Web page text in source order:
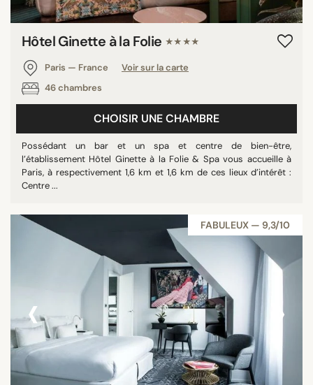
Hôtel Ginette à la Folie ★★★★
Paris — France
Voir sur la carte
46 chambres
CHOISIR UNE CHAMBRE
Possédant un bar et un spa et centre de bien-être,
l’établissement Hôtel Ginette à la Folie & Spa vous accueille à
Paris, à respectivement 1,6 km et 1,6 km de ces lieux d’intérêt :
Centre ...
FABULEUX — 9,3/10
‹ ›